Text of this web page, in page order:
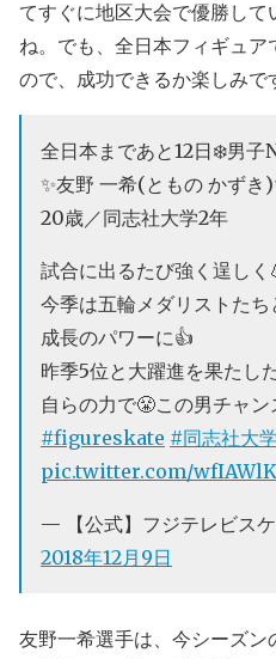
てすぐに地区大会で優勝し
ね。でも、全日本フィギュ
ので、成功できるか楽しみで
全日本まであと12日❄️男子
✨友野 一希(ともの かずき
20歳／同志社大学2年
試合に出るたび強く逞しく
今季は五輪メダリストた
成長のパワーに👍
昨季5位と大躍進を果たし
自らの力で😤この男チャ
#figureskate #同志社大学
pic.twitter.com/
— 【公式】フジテレビス
2018年12月9日
友野一希選手は、今シーズ